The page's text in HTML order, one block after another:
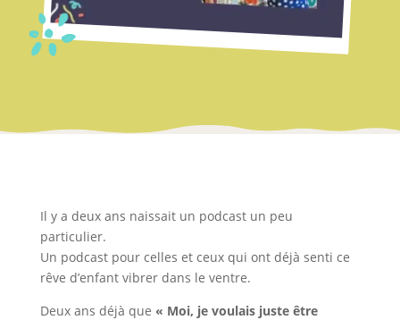
Il y a deux ans naissait un podcast un peu
particulier.
Un podcast pour celles et ceux qui ont déjà senti ce
rêve d’enfant vibrer dans le ventre.
Deux ans déjà que « Moi, je voulais juste être